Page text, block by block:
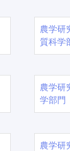
農学
質科学
農学
学部門
農学